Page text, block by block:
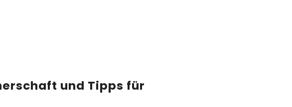
und Tipps für